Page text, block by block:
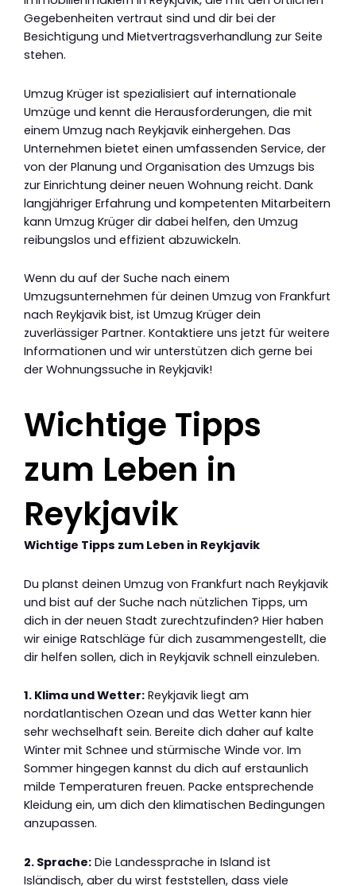
Gegebenheiten vertraut sind und dir bei der
Besichtigung und Mietvertragsverhandlung zur Seite
stehen.
Umzug Krüger ist spezialisiert auf internationale
Umzüge und kennt die Herausforderungen, die mit
einem Umzug nach Reykjavik einhergehen. Das
Unternehmen bietet einen umfassenden Service, der
von der Planung und Organisation des Umzugs bis
zur Einrichtung deiner neuen Wohnung reicht. Dank
langjähriger Erfahrung und kompetenten Mitarbeitern
kann Umzug Krüger dir dabei helfen, den Umzug
reibungslos und effizient abzuwickeln.
Wenn du auf der Suche nach einem
Umzugsunternehmen für deinen Umzug von Frankfurt
nach Reykjavik bist, ist Umzug Krüger dein
zuverlässiger Partner. Kontaktiere uns jetzt für weitere
Informationen und wir unterstützen dich gerne bei
der Wohnungssuche in Reykjavik!
Wichtige Tipps
zum Leben in
Reykjavik
Wichtige Tipps zum Leben in Reykjavik
Du planst deinen Umzug von Frankfurt nach Reykjavik
und bist auf der Suche nach nützlichen Tipps, um
dich in der neuen Stadt zurechtzufinden? Hier haben
wir einige Ratschläge für dich zusammengestellt, die
dir helfen sollen, dich in Reykjavik schnell einzuleben.
1. Klima und Wetter: Reykjavik liegt am
nordatlantischen Ozean und das Wetter kann hier
sehr wechselhaft sein. Bereite dich daher auf kalte
Winter mit Schnee und stürmische Winde vor. Im
Sommer hingegen kannst du dich auf erstaunlich
milde Temperaturen freuen. Packe entsprechende
Kleidung ein, um dich den klimatischen Bedingungen
anzupassen.
2. Sprache: Die Landessprache in Island ist
Isländisch, aber du wirst feststellen, dass viele